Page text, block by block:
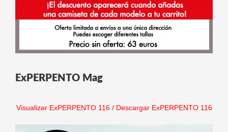
ExPERPENTO Mag
Visualizar ExPERPENTO 116/ Descargar ExPERPENTO 116